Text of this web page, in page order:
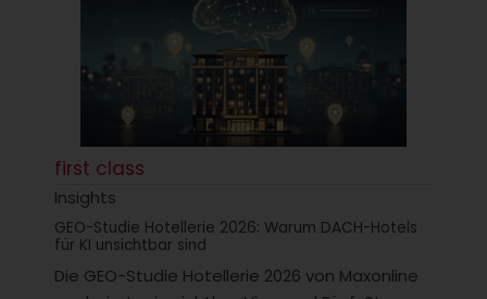
first class
Insights
GEO-Studie Hotellerie 2026: Warum DACH-Hotels
für KI unsichtbar sind
Die GEO-Studie Hotellerie 2026 von Maxonline